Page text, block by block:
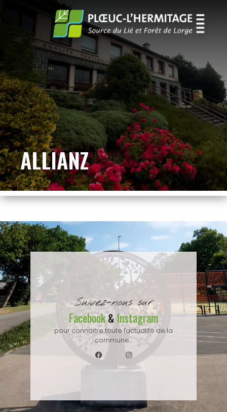
ALLIANZ
Suivez-nous sur
Facebook& Instagram
pour connaitre toute l'actualité de la
commune...